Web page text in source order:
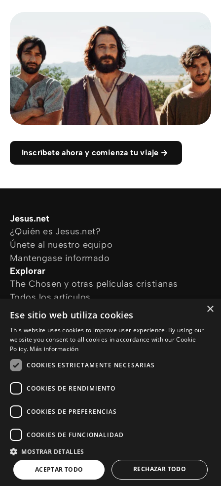
Inscríbete ahora y comienza tu viaje
Jesus.net
¿Quién es Jesus.net?
Únete al nuestro equipo
Mantengase informado
Explorar
The Chosen y otras películas cristianas
Todos los artículos
Cursos online
¿Cómo podemos ayudarte?
Devocional diario
Necesito oración
Síguenos en
© Copyright 2026 es.Jesus.net
Politica de Privacidad
Cookie Policya :sitio de enlaces
×
Ese sitio web utiliza cookies
This website uses cookies to improve user experience. By using our
website you consent to all cookies in accordance with our Cookie
Policy. Más información
COOKIES ESTRICTAMENTE NECESARIAS
COOKIES DE RENDIMIENTO
COOKIES DE PREFERENCIAS
COOKIES DE FUNCIONALIDAD
MOSTRAR DETALLES
ACEPTAR TODO RECHAZAR TODO